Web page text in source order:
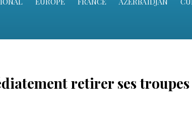
retirer ses troupes